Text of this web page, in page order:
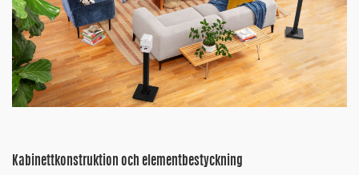
Kabinettkonstruktion och elementbestyckning